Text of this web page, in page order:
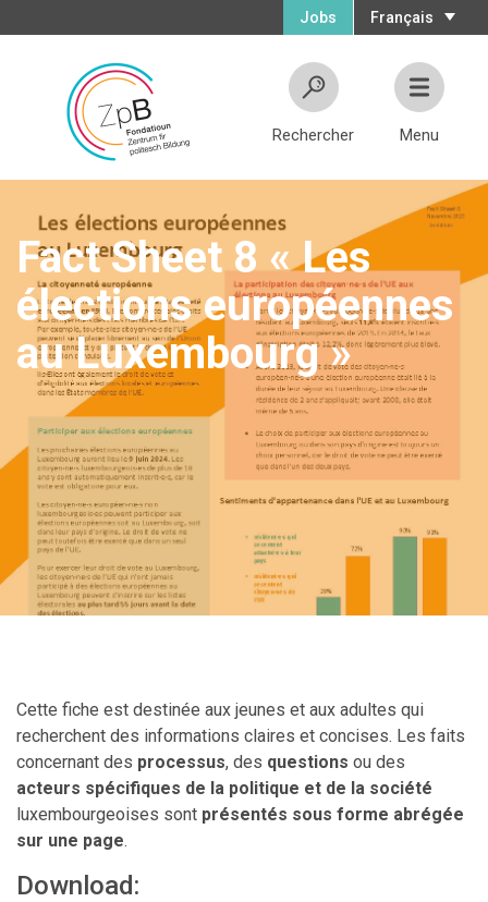
Français
Jobs
Rechercher Menu
Fact Sheet 8 « Les
élections européennes
au Luxembourg »
Cette fiche est destinée aux jeunes et aux adultes qui
recherchent des informations claires et concises. Les faits
concernant des processus, des questions ou des
acteurs spécifiques de la politique et de la société
luxembourgeoises sont présentés sous forme abrégée
sur une page.
Download: